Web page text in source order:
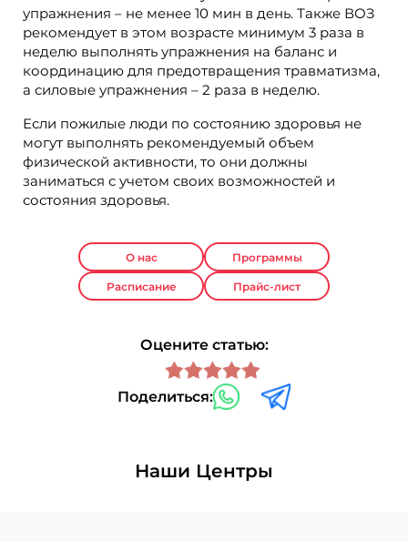
упражнения – не менее 10 мин в день. Также ВОЗ
рекомендует в этом возрасте минимум 3 раза в
неделю выполнять упражнения на баланс и
координацию для предотвращения травматизма,
а силовые упражнения – 2 раза в неделю.
Если пожилые люди по состоянию здоровья не
могут выполнять рекомендуемый объем
физической активности, то они должны
заниматься с учетом своих возможностей и
состояния здоровья.
О нас Программы
Расписание Прайс-лист
Оцените статью:
Поделиться:
Наши Центры